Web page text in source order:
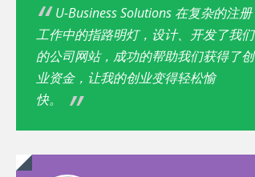
U-Business Solutions 在复杂的注册
工作中的指路明灯，设计、开发了我们
的公司网站，成功的帮助我们获得了创
业资金，让我的创业变得轻松愉
快。